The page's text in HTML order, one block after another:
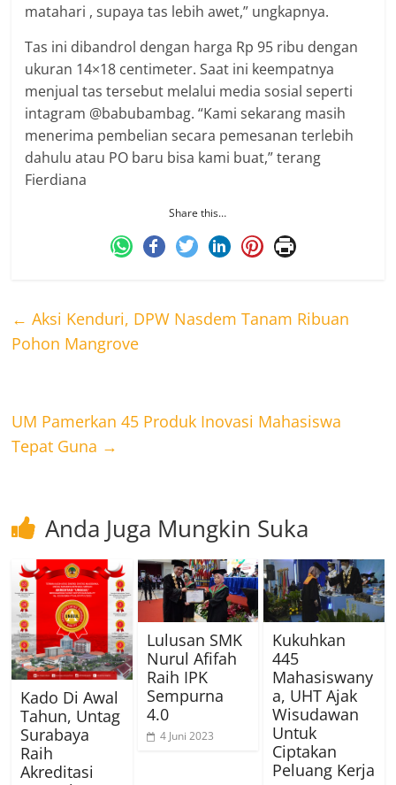
matahari , supaya tas lebih awet,” ungkapnya.
Tas ini dibandrol dengan harga Rp 95 ribu dengan
ukuran 14×18 centimeter. Saat ini keempatnya
menjual tas tersebut melalui media sosial seperti
intagram @babubambag. “Kami sekarang masih
menerima pembelian secara pemesanan terlebih
dahulu atau PO baru bisa kami buat,” terang
Fierdiana
Share this…
← Aksi Kenduri, DPW Nasdem Tanam Ribuan
Pohon Mangrove
UM Pamerkan 45 Produk Inovasi Mahasiswa
Tepat Guna →
Anda Juga Mungkin Suka
Kado Di Awal
Tahun, Untag
Surabaya
Raih
Akreditasi
Lulusan SMK
Nurul Afifah
Raih IPK
Sempurna
4.0
4 Juni 2023
Kukuhkan
445
Mahasiswany
a, UHT Ajak
Wisudawan
Untuk
Ciptakan
Peluang Kerja